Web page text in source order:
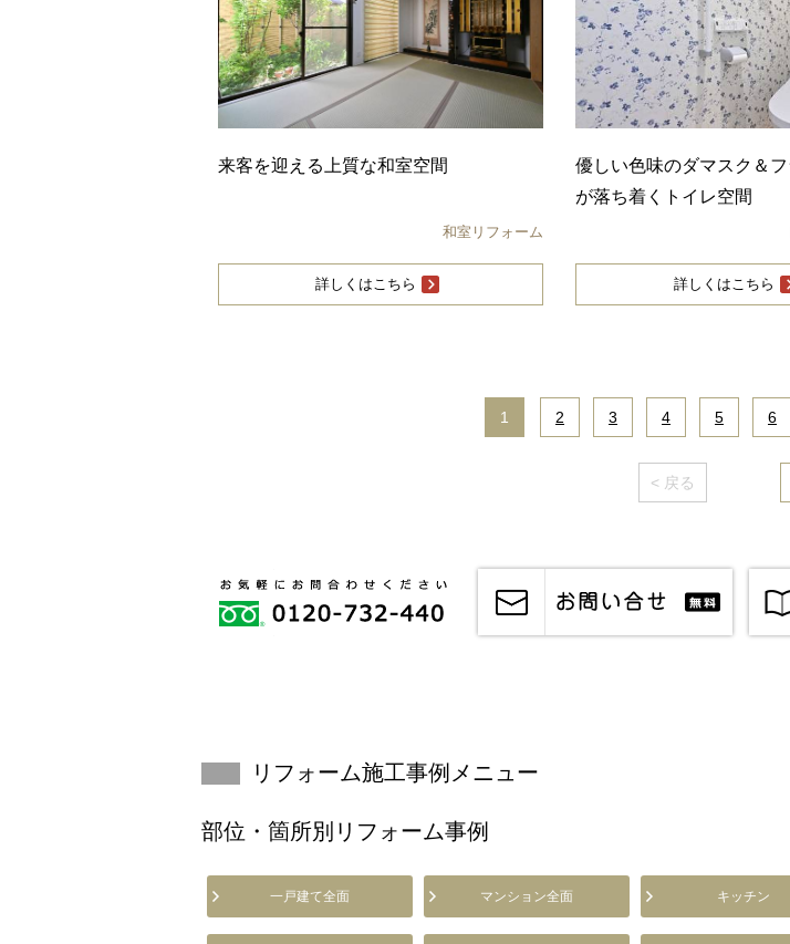
来客を迎える上質な和室空間
和室リフォーム
詳しくはこちら
優しい色味のダマスク＆
が落ち着くトイレ空間
詳しくはこちら
1 2 3 4 5 6
< 戻る
リフォーム施工事例メニュー
部位・箇所別リフォーム事例
一戸建て全面 マンション全面 キッチン